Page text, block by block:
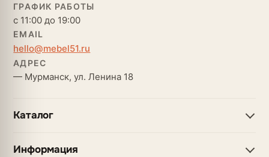
ГРАФИК РАБОТЫ
с 11:00 до 19:00
EMAIL
hello@mebel51.ru
АДРЕС
— Мурманск, ул. Ленина 18
Каталог
Информация